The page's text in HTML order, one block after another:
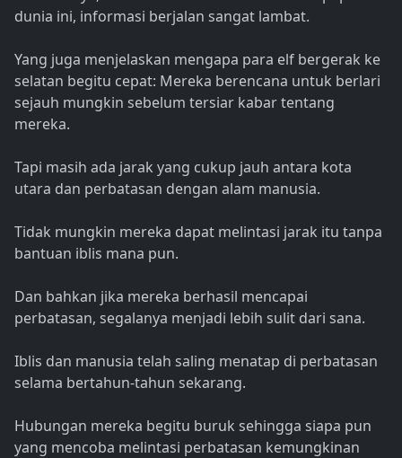
dunia ini, informasi berjalan sangat lambat.
Yang juga menjelaskan mengapa para elf bergerak ke
selatan begitu cepat: Mereka berencana untuk berlari
sejauh mungkin sebelum tersiar kabar tentang
mereka.
Tapi masih ada jarak yang cukup jauh antara kota
utara dan perbatasan dengan alam manusia.
Tidak mungkin mereka dapat melintasi jarak itu tanpa
bantuan iblis mana pun.
Dan bahkan jika mereka berhasil mencapai
perbatasan, segalanya menjadi lebih sulit dari sana.
Iblis dan manusia telah saling menatap di perbatasan
selama bertahun-tahun sekarang.
Hubungan mereka begitu buruk sehingga siapa pun
yang mencoba melintasi perbatasan kemungkinan